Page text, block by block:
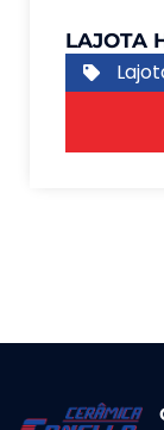
LAJOTA